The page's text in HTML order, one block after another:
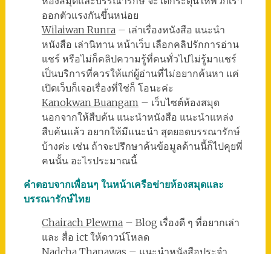
ออกตัวแรงกันขึ้นหน่อย
Wilaiwan Runra– เล่าเรื่องหนังสือ แนะนำ
หนังสือ เล่านิทาน หน้าเว็บ เลือกคลิปรักการอ่าน
แชร์ หรือไม่ก็คลิปความรู้ที่คนทั่วไปไม่รู้มาแชร์
เป็นบริการที่ควรให้แก่ผู้อ่านที่ไม่อยากค้นหา แค่
เปิดเว็บก็เจอเรื่องที่ใช่ก็ โอนะค่ะ
Kanokwan Buangam – เว็บไซต์ห้องสมุด
นอกจากให้สืบค้น แนะนำหนังสือ แนะนำแหล่ง
สืบค้นแล้ว อยากให้มีแนะนำ สุดยอดบรรณารักษ์
บ้างค่ะ เช่น ถ้าจะปรึกษาค้นข้อมูลด้านนี้ก็ไปคุยพี่
คนนั้น อะไรประมาณนี้
คำตอบจากเพื่อนๆ ในหน้าเครือข่ายห้องสมุดและ
บรรณารักษ์ไทย
Chairach Plewma– Blog เรื่องดี ๆ ที่อยากเล่า
และ สื่อ ict ให้ดาวน์โหลด
Nadcha Thanawas – แนะนำหนังสือประจำ